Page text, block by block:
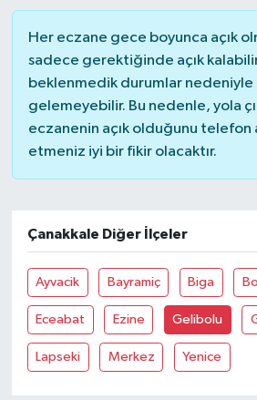
Her eczane gece boyunca açık
sadece gerektiğinde açık
beklenmedik durumlar
gelemeyebilir. Bu nedenle, yola
eczanenin açık olduğunu telefon
etmeniz iyi bir fikir olacaktır.
Çanakkale Diğer İlçeler
Ayvacik Bayramiç Biga
Eceabat Ezine Gelibolu
Lapseki Merkez Yenice